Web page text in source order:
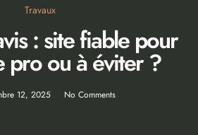
Travaux
: site fiable pour
pro ou à éviter ?
12, 2025 No Comments